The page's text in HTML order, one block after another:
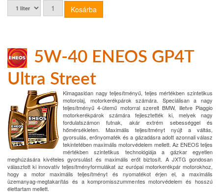
5W-40 ENEOS GP4T
Ultra Street
Kimagaslóan nagy teljesítményű, teljes mértékben szintetikus
motorolaj, motorkerékpárok számára. Speciálisan a nagy
teljesítményű 4-ütemű motorral szerelt BMW, illetve Piaggio
motorkerékpárok számára fejlesztették ki, melyek nagy
fordulatszámon futnak, akár extrém sebességgel és
hőmérsékleten. Maximális teljesítményt nyújt a váltás,
gyorsulás, erőnyomaték és a gázadásra adott azonnali válasz
tekintetében maximális motorvédelem mellett. Az ENEOS teljes
mértékben szintetikus technológiája a gázkar egyetlen
meghúzására kivételes gyorsulást és maximális erőt biztosít. A JXTG gondosan
választott ki innovatív teljesítményformulákat az európai motorkerékpár motorokhoz,
hogy a motor maximális teljesítményt és nyomatékot érjen el, a maximális
üzemanyag-megtakarítás és a kompromisszummentes motorvédelem és hosszú
élettartam mellett.